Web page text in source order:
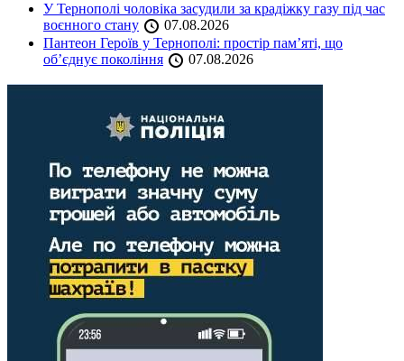
У Тернополі чоловіка засудили за крадіжку газу під час
воєнного стану
07.08.2026
Пантеон Героїв у Тернополі: простір пам’яті, що
об’єднує покоління
07.08.2026